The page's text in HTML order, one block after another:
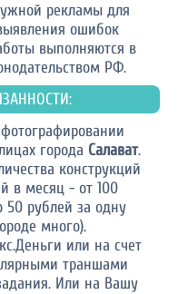
рекламы для
ошибок
выполняются в
РФ.
города Салават.
конструкций
в месяц - от 100
50 рублей за одну
много).
или на счет
траншами
Или на Вашу